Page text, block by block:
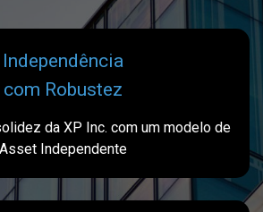
Independência
com Robustez
da XP Inc. com um modelo de
Asset Independente